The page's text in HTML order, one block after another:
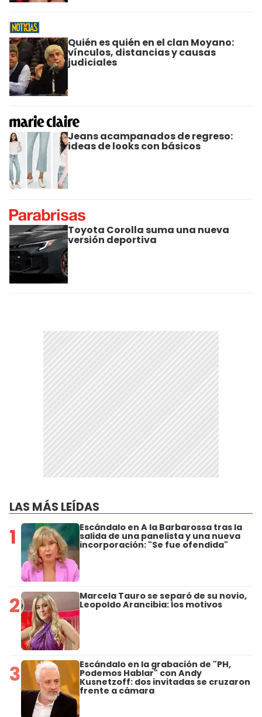
Quién es quién en el clan Moyano:
vínculos, distancias y causas
judiciales
Jeans acampanados de regreso:
ideas de looks con básicos
Toyota Corolla suma una nueva
versión deportiva
LAS MÁS LEÍDAS
1 Escándalo en A la Barbarossa tras la
salida de una panelista y una nueva
incorporación: "Se fue ofendida"
2 Marcela Tauro se separó de su novio,
Leopoldo Arancibia: los motivos
3 Escándalo en la grabación de "PH,
Podemos Hablar" con Andy
Kusnetzoff: dos invitadas se cruzaron
frente a cámara